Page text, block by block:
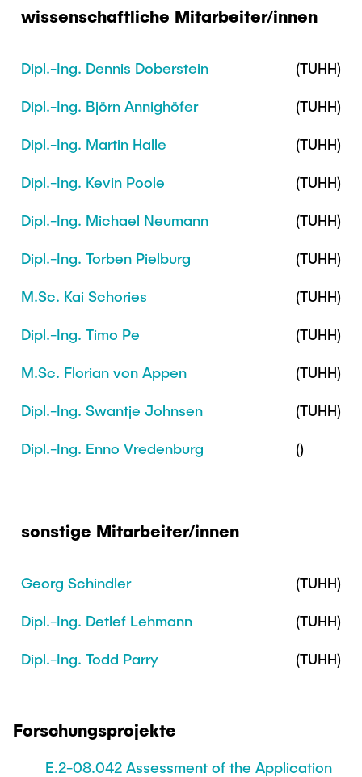
Hochschuldidaktik - ZLL
Lehre im europäischen Verbund (ECIU)
WorkINGLab / Makerspace
Interdisziplinärer Workshop des FSP
Forschung und Institute
Studienbereich FIT
Institute im Überblick
wissenschaftliche Mitarbeiter/innen
Dipl.-Ing. Dennis Doberstein (TUHH)
Dipl.-Ing. Björn Annighöfer (TUHH)
Dipl.-Ing. Martin Halle (TUHH)
Dipl.-Ing. Kevin Poole (TUHH)
Dipl.-Ing. Michael Neumann (TUHH)
Dipl.-Ing. Torben Pielburg (TUHH)
M.Sc. Kai Schories (TUHH)
Dipl.-Ing. Timo Pe (TUHH)
M.Sc. Florian von Appen (TUHH)
Dipl.-Ing. Swantje Johnsen (TUHH)
Dipl.-Ing. Enno Vredenburg ()
sonstige Mitarbeiter/innen
Georg Schindler (TUHH)
Dipl.-Ing. Detlef Lehmann (TUHH)
Dipl.-Ing. Todd Parry (TUHH)
Forschungsprojekte
E.2-08.042 Assessment of the Application